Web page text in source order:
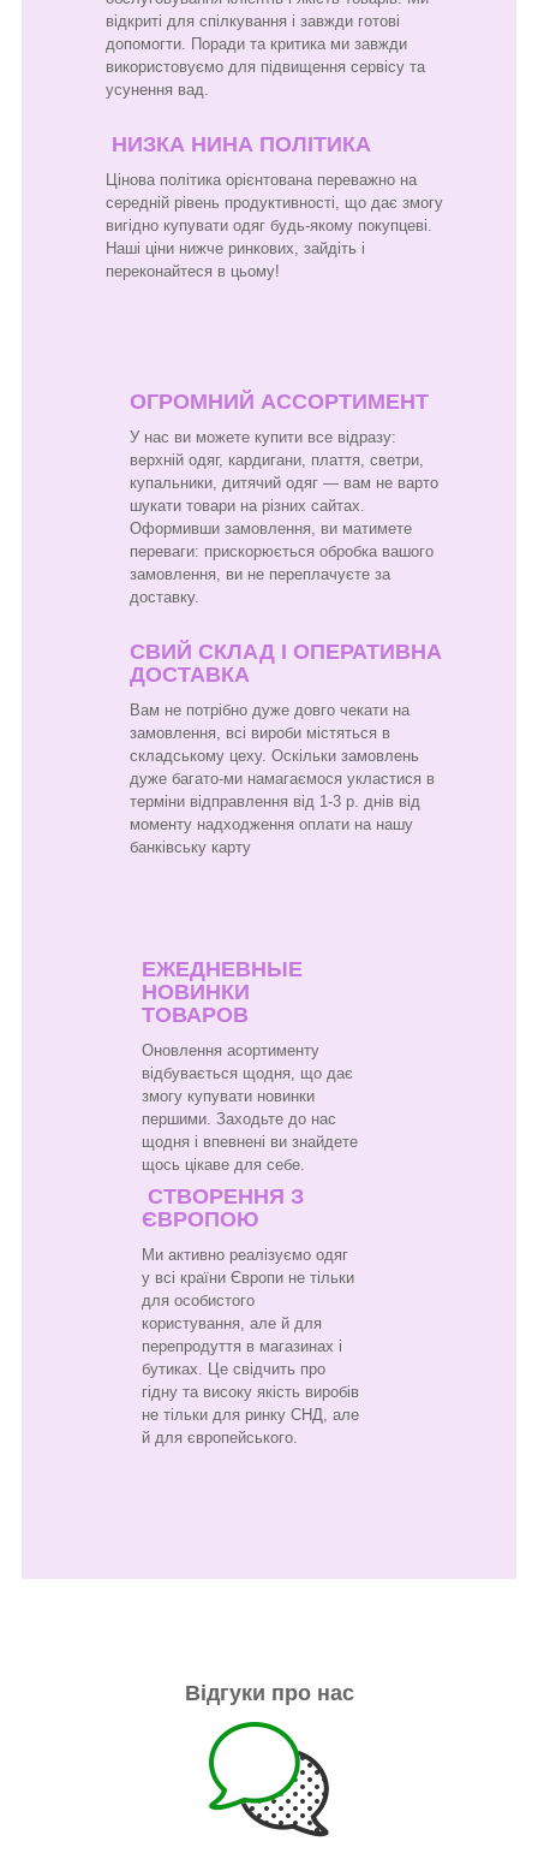
відкриті для спілкування і завжди готові
допомогти. Поради та критика ми завжди
використовуємо для підвищення сервісу та
усунення вад.
НИЗКА НИНА ПОЛІТИКА
Цінова політика орієнтована переважно на
середній рівень продуктивності, що дає змогу
вигідно купувати одяг будь-якому покупцеві.
Наші ціни нижче ринкових, зайдіть і
переконайтеся в цьому!
ОГРОМНИЙ АССОРТИМЕНТ
У нас ви можете купити все відразу:
верхній одяг, кардигани, плаття, светри,
купальники, дитячий одяг — вам не варто
шукати товари на різних сайтах.
Оформивши замовлення, ви матимете
переваги: прискорюється обробка вашого
замовлення, ви не переплачуєте за
доставку.
СВИЙ СКЛАД І ОПЕРАТИВНА
ДОСТАВКА
Вам не потрібно дуже довго чекати на
замовлення, всі вироби містяться в
складському цеху. Оскільки замовлень
дуже багато-ми намагаємося укластися в
терміни відправлення від 1-3 р. днів від
моменту надходження оплати на нашу
банківську карту
ЕЖЕДНЕВНЫЕ
НОВИНКИ
ТОВАРОВ
Оновлення асортименту
відбувається щодня, що дає
змогу купувати новинки
першими. Заходьте до нас
щодня і впевнені ви знайдете
щось цікаве для себе.
СТВОРЕННЯ З
ЄВРОПОЮ
Ми активно реалізуємо одяг
у всі країни Європи не тільки
для особистого
користування, але й для
перепродуття в магазинах і
бутиках. Це свідчить про
гідну та високу якість виробів
не тільки для ринку СНД, але
й для європейського.
Відгуки про нас